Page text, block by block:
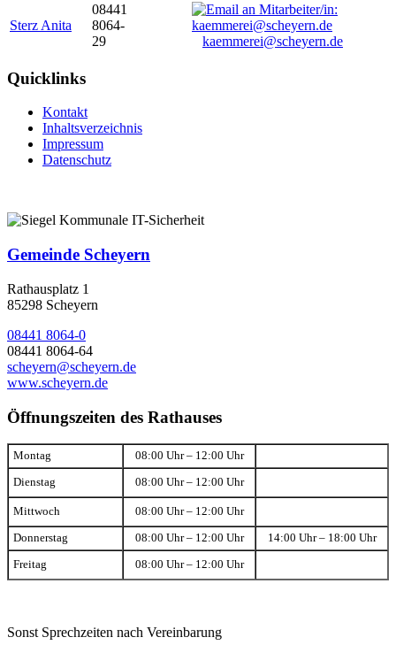
Sterz Anita
08441
8064-
29
kaemmerei@scheyern.de
Quicklinks
Kontakt
Inhaltsverzeichnis
Impressum
Datenschutz
Gemeinde Scheyern
Rathausplatz 1
85298 Scheyern
08441 8064-0
08441 8064-64
scheyern@scheyern.de
www.scheyern.de
Öffnungszeiten des Rathauses
Montag 08:00 Uhr – 12:00 Uhr
Dienstag 08:00 Uhr – 12:00 Uhr
Mittwoch 08:00 Uhr – 12:00 Uhr
Donnerstag 08:00 Uhr – 12:00 Uhr 14:00 Uhr – 18:00 Uhr
Freitag 08:00 Uhr – 12:00 Uhr
Sonst Sprechzeiten nach Vereinbarung